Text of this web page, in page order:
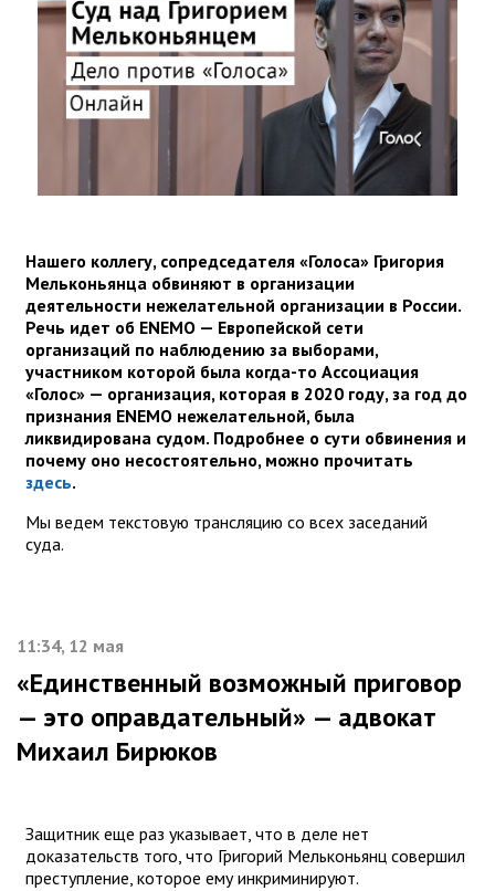
Нашего коллегу, сопредседателя «Голоса» Григория
Мельконьянца обвиняют в организации
деятельности нежелательной организации в России.
Речь идет об ENEMO — Европейской сети
организаций по наблюдению за выборами,
участником которой была когда-то Ассоциация
«Голос» — организация, которая в 2020 году, за год до
признания ENEMO нежелательной, была
ликвидирована судом. Подробнее о сути обвинения и
почему оно несостоятельно, можно прочитать
здесь.
Мы ведем текстовую трансляцию со всех заседаний
суда.
11:34, 12 мая
«Единственный возможный приговор
— это оправдательный» — адвокат
Михаил Бирюков
Защитник еще раз указывает, что в деле нет
доказательств того, что Григорий Мельконьянц совершил
преступление, которое ему инкриминируют.